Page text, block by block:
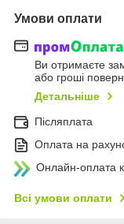
Умови оплати
Ви отримаєте
або гроші
Детальніше
Післяплата
Оплата на
Онлайн-оплата
Всі умови оплати